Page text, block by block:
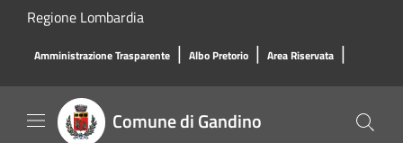
Salta al contenuto principale
Regione Lombardia
Amministrazione Trasparente | Albo Pretorio | Area Riservata |
Comune di Gandino